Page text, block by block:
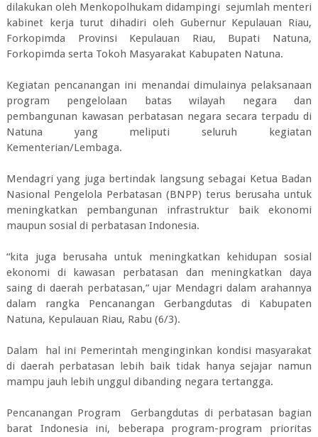
dilakukan oleh Menkopolhukam didampingi sejumlah menteri
kabinet kerja turut dihadiri oleh Gubernur Kepulauan Riau,
Forkopimda Provinsi Kepulauan Riau, Bupati Natuna,
Forkopimda serta Tokoh Masyarakat Kabupaten Natuna.
Kegiatan pencanangan ini menandai dimulainya pelaksanaan
program pengelolaan batas wilayah negara dan
pembangunan kawasan perbatasan negara secara terpadu di
Natuna yang meliputi seluruh kegiatan
Kementerian/Lembaga.
Mendagri yang juga bertindak langsung sebagai Ketua Badan
Nasional Pengelola Perbatasan (BNPP) terus berusaha untuk
meningkatkan pembangunan infrastruktur baik ekonomi
maupun sosial di perbatasan Indonesia.
“kita juga berusaha untuk meningkatkan kehidupan sosial
ekonomi di kawasan perbatasan dan meningkatkan daya
saing di daerah perbatasan,” ujar Mendagri dalam arahannya
dalam rangka Pencanangan Gerbangdutas di Kabupaten
Natuna, Kepulauan Riau, Rabu (6/3).
Dalam hal ini Pemerintah menginginkan kondisi masyarakat
di daerah perbatasan lebih baik tidak hanya sejajar namun
mampu jauh lebih unggul dibanding negara tertangga.
Pencanangan Program Gerbangdutas di perbatasan bagian
barat Indonesia ini, beberapa program-program prioritas